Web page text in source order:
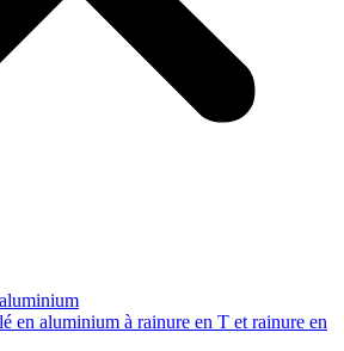
en aluminium à rainure en T et rainure en